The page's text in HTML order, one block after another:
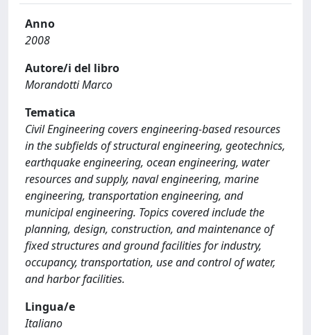
Anno
2008
Autore/i del libro
Morandotti Marco
Tematica
Civil Engineering covers engineering-based resources
in the subfields of structural engineering, geotechnics,
earthquake engineering, ocean engineering, water
resources and supply, naval engineering, marine
engineering, transportation engineering, and
municipal engineering. Topics covered include the
planning, design, construction, and maintenance of
fixed structures and ground facilities for industry,
occupancy, transportation, use and control of water,
and harbor facilities.
Lingua/e
Italiano